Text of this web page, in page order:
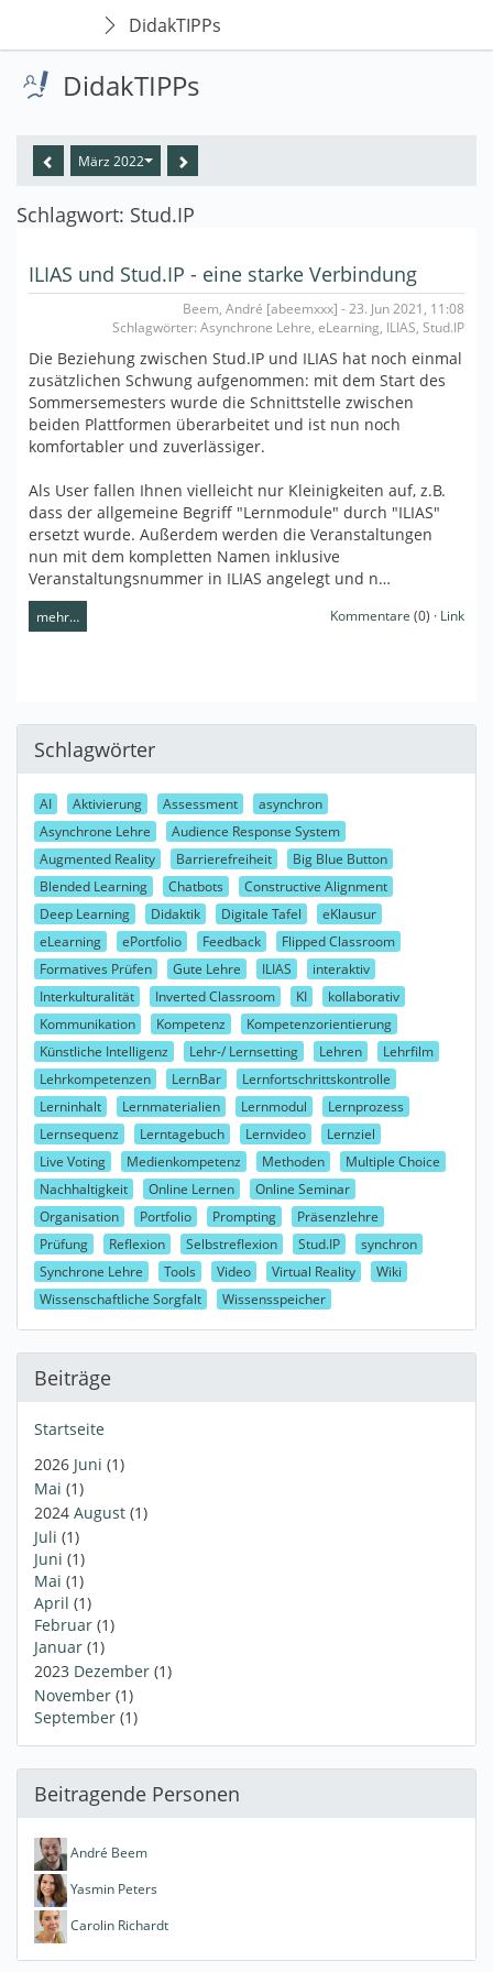
DidakTIPPs
DidakTIPPs
März 2022
Schlagwort: Stud.IP
ILIAS und Stud.IP - eine starke Verbindung
Beem, André [abeemxxx] - 23. Jun 2021, 11:08
Schlagwörter: Asynchrone Lehre, eLearning, ILIAS, Stud.IP
Die Beziehung zwischen Stud.IP und ILIAS hat noch einmal
zusätzlichen Schwung aufgenommen: mit dem Start des
Sommersemesters wurde die Schnittstelle zwischen
beiden Plattformen überarbeitet und ist nun noch
komfortabler und zuverlässiger.
Als User fallen Ihnen vielleicht nur Kleinigkeiten auf, z.B.
dass der allgemeine Begriff "Lernmodule" durch "ILIAS"
ersetzt wurde. Außerdem werden die Veranstaltungen
nun mit dem kompletten Namen inklusive
Veranstaltungsnummer in ILIAS angelegt und n…
mehr… Kommentare (0) · Link
Schlagwörter
AI Aktivierung Assessment
asynchron
Asynchrone Lehre
Audience Response System
Augmented Reality
Barrierefreiheit
Big Blue Button
Blended Learning
Chatbots
Constructive Alignment
Deep Learning
Didaktik Digitale Tafel
eKlausur
eLearning
ePortfolio Feedback
Flipped Classroom
Formatives Prüfen
Gute Lehre ILIAS
interaktiv
Interkulturalität
Inverted Classroom KI
kollaborativ
Kommunikation
Kompetenz
Kompetenzorientierung
Künstliche Intelligenz
Lehr-/ Lernsetting Lehren
Lehrfilm
Lehrkompetenzen
LernBar
Lernfortschrittskontrolle
Lerninhalt
Lernmaterialien Lernmodul
Lernprozess
Lernsequenz
Lerntagebuch Lernvideo
Lernziel
Live Voting
Medienkompetenz Methoden
Multiple Choice
Nachhaltigkeit
Online Lernen
Online Seminar
Organisation
Portfolio Prompting
Präsenzlehre
Prüfung
Reflexion Selbstreflexion Stud.IP
synchron
Synchrone Lehre
Tools Video Virtual Reality
Wiki
Wissenschaftliche Sorgfalt
Wissensspeicher
Beiträge
Startseite
2026 Juni (1)
Mai (1)
2024 August (1)
Juli (1)
Juni (1)
Mai (1)
April (1)
Februar (1)
Januar (1)
2023 Dezember (1)
November (1)
September (1)
Beitragende Personen
André Beem
Yasmin Peters
Carolin Richardt